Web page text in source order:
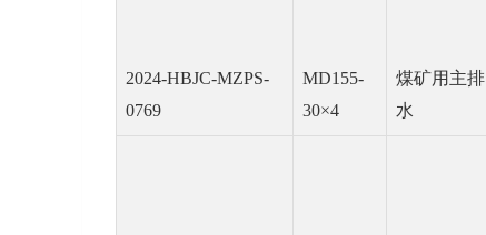
2024-HBJC-MZPS-
0769
MD155-
30×4
煤矿用主排
水